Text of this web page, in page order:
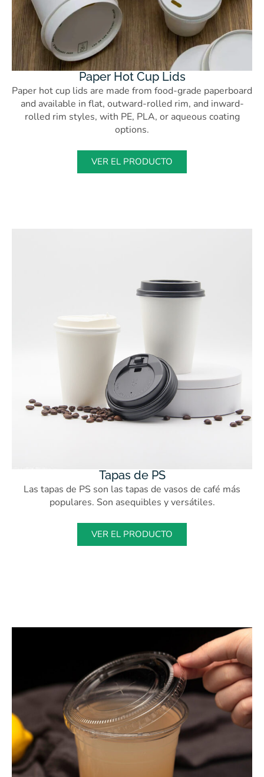
Paper Hot Cup Lids
Paper hot cup lids are made from food-grade paperboard
and available in flat, outward-rolled rim, and inward-
rolled rim styles, with PE, PLA, or aqueous coating
options.
VER EL PRODUCTO
Tapas de PS
Las tapas de PS son las tapas de vasos de café más
populares. Son asequibles y versátiles.
VER EL PRODUCTO